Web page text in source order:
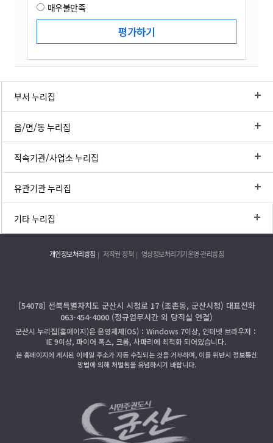
매우불만족
부서 누리집
읍/면/동 누리집
직속기관/사업소 누리집
유관기관 누리집
기타 누리집
개인정보처리방침 저작권 정책 영상정보처리기기운영·관리방침
[54078] 전북특별자치도 군산시 시청로 17 (조촌동, 군산시청) 대표전화
063-454-4000 (정규업무시간 외 당직실 연결)
군산시 누리집(홈페이지)은 운영체제(OS)：Windows 7이상, 인터넷 브라우저：
IE 9이상, 파이어 폭스, 크롬, 사파리에 최적화 되어있습니다.
본 홈페이지에 게시된 이메일 주소가 자동 수집되는 것을 거부하며, 이를 위반시 정보통신
망법에 의해 처벌됨을 유념하시기 바랍니다.